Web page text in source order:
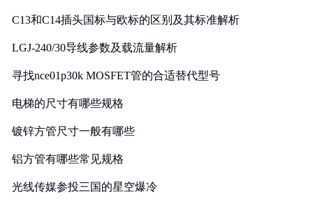
C13和C14插头国标与欧标的区别及其标准解析
LGJ-240/30导线参数及载流量解析
寻找nce01p30k MOSFET管的合适替代型号
电梯的尺寸有哪些规格
镀锌方管尺寸一般有哪些
铝方管有哪些常见规格
光线传媒参投三国的星空爆冷